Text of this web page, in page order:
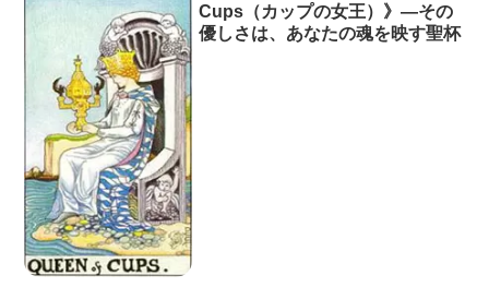
Cups（カップの女王）》―その
優しさは、あなたの魂を映す聖杯